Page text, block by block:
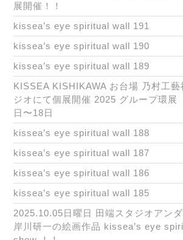
展開催！！
kissea’s eye spiritual wall 191
kissea’s eye spiritual wall 190
kissea’s eye spiritual wall 189
KISSEA KISHIKAWA お台場 乃村工藝
ジオにて個展開催 2025 グループ環
日〜18日
kissea’s eye spiritual wall 188
kissea’s eye spiritual wall 187
kissea’s eye spiritual wall 186
kissea’s eye spiritual wall 185
2025.10.05日曜日 田端スタジオアン
岸川研一の絵画作品 kissea’s eye